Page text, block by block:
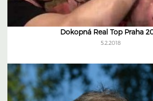
Dokopná Real Top Praha
5.2.2018